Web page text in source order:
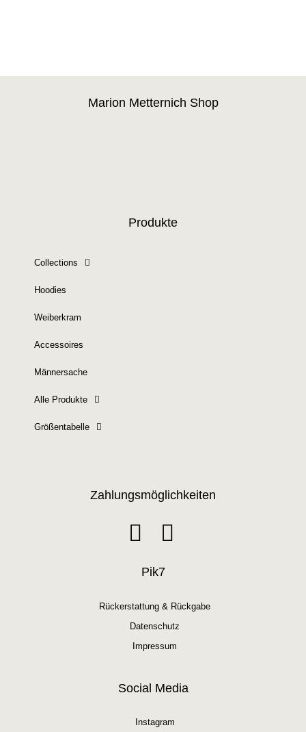
Marion Metternich Shop
Produkte
Collections
Hoodies
Weiberkram
Accessoires
Männersache
Alle Produkte
Größentabelle
Zahlungsmöglichkeiten
Pik7
Rückerstattung & Rückgabe
Datenschutz
Impressum
Social Media
Instagram